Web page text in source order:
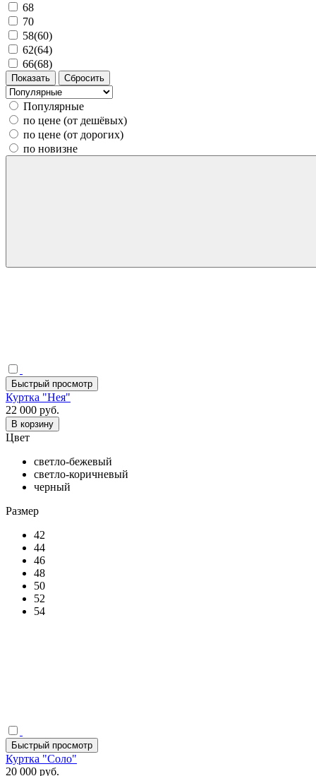
68
70
58(60)
62(64)
66(68)
Популярные
по цене (от дешёвых)
по цене (от дорогих)
по новизне
Быстрый просмотр
Куртка "Нея"
22 000 руб.
В корзину
Цвет
светло-бежевый
светло-коричневый
черный
Размер
42
44
46
48
50
52
54
Быстрый просмотр
Куртка "Соло"
20 000 руб.